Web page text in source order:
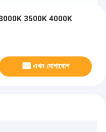
3000K 3500K 4000K
এখন যোগাযোগ